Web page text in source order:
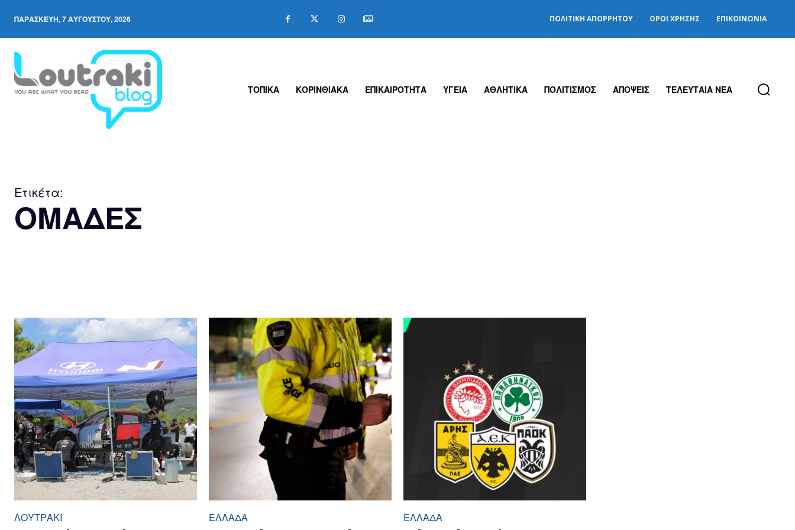
ΠΑΡΑΣΚΕΥΉ, 7 ΑΥΓΟΎΣΤΟΥ, 2026 ΠΟΛΙΤΙΚΉ ΑΠΟΡΡΉΤΟΥ ΌΡΟΙ ΧΡΉΣΗΣ ΕΠΙΚΟΙΝΩΝΊΑ
ΤΟΠΙΚΑ ΚΟΡΙΝΘΙΑΚΑ ΕΠΙΚΑΙΡΟΤΗΤΑ ΥΓΕΙΑ ΑΘΛΗΤΙΚΑ ΠΟΛΙΤΙΣΜΟΣ ΑΠΟΨΕΙΣ ΤΕΛΕΥΤΑΙΑ ΝΕΑ
Ετικέτα:
ΟΜΑΔΕΣ
ΛΟΥΤΡΆΚΙ ΕΛΛΆΔΑ ΕΛΛΆΔΑ